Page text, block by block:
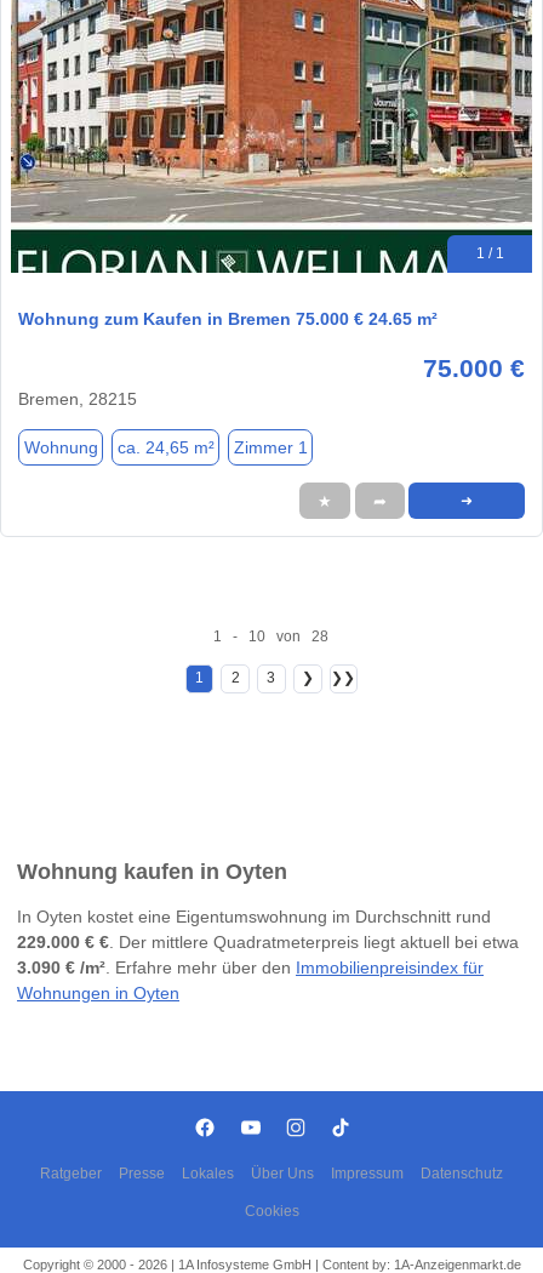
1 / 1
Wohnung zum Kaufen in Bremen 75.000 € 24.65 m²
75.000 €
Bremen, 28215
Wohnung ca. 24,65 m² Zimmer 1
★ ➦ ➜
1 - 10 von 28
1 2 3 ❯ ❯❯
Wohnung kaufen in Oyten
In Oyten kostet eine Eigentumswohnung im Durchschnitt rund
229.000 € €. Der mittlere Quadratmeterpreis liegt aktuell bei etwa
3.090 € /m². Erfahre mehr über den Immobilienpreisindex für
Wohnungen in Oyten
Ratgeber Presse Lokales Über Uns Impressum Datenschutz
Cookies
Copyright © 2000 - 2026 | 1A Infosysteme GmbH | Content by: 1A-Anzeigenmarkt.de